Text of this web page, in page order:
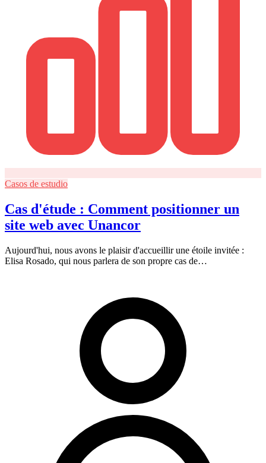
Casos de estudio
Cas d'étude : Comment positionner un
site web avec Unancor
Aujourd'hui, nous avons le plaisir d'accueillir une étoile invitée :
Elisa Rosado, qui nous parlera de son propre cas de…